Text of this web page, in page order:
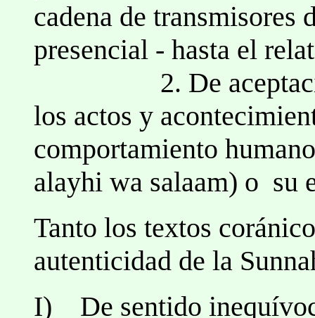
cadena de transmisores
presencial - hasta el
2. De aceptación
los actos y
comportamiento
alayhi wa salaam) o su
Tanto los textos
autenticidad de la
I) De sentido